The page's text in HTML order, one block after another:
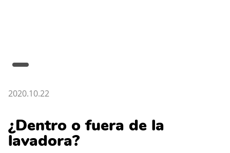
2020.10.22
¿Dentro o fuera de la
lavadora?